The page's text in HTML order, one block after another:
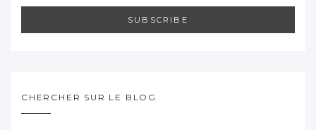
SUBSCRIBE
CHERCHER SUR LE BLOG